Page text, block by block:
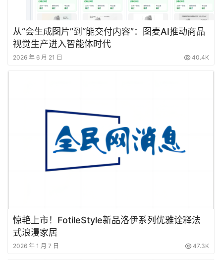
从“会生成图片”到“能交付内容”：图麦AI推动商品
视觉生产进入智能体时代
2026 年 6 月 21 日 40.4K
惊艳上市！FotileStyle新品洛伊系列优雅诠释法
式浪漫家居
2026 年 1 月 7 日 47.3K